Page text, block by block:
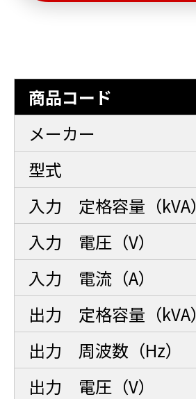
商品コード
メーカー
型式
入力 定格容量（kVA）
入力 電圧（V）
入力 電流（A）
出力 定格容量（kVA）
出力 周波数（Hz）
出力 電圧（V）